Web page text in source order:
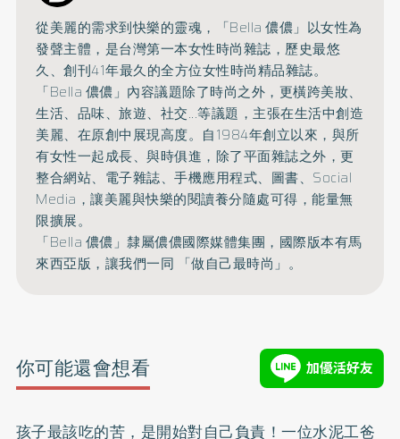
從美麗的需求到快樂的靈魂，「Bella 儂儂」以女性為
發聲主體，是台灣第一本女性時尚雜誌，歷史最悠
久、創刊41年最久的全方位女性時尚精品雜誌。
「Bella 儂儂」內容議題除了時尚之外，更橫跨美妝、
生活、品味、旅遊、 社交...等議題，主張在生活中創造
美麗、在原創中展現高度。 自1984年創立以來，與所
有女性一起成長、與時俱進， 除了平面雜誌之外，更
整合網站、電子雜誌、手機應用程式、圖書、 Social
Media，讓美麗與快樂的閱讀養分隨處可得，能量無
限擴展。
「Bella 儂儂」隸屬儂儂國際媒體集團，國際版本有馬
來西亞版，讓我們一同 「做自己最時尚」。
你可能還會想看
孩子最該吃的苦，是開始對自己負責！一位水泥工爸